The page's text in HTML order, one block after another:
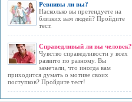
Ревнивы ли вы?
Насколько вы претендуете на
близких вам людей? Пройдите
тест.
Справедливый ли вы человек?
Чувство справедливости у всех
развито по разному. Вы
замечали, что иногда вам
приходится думать о мотиве своих
поступков? Пройдите тест!